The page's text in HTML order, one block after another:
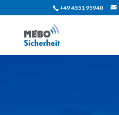
+49 4551 95940